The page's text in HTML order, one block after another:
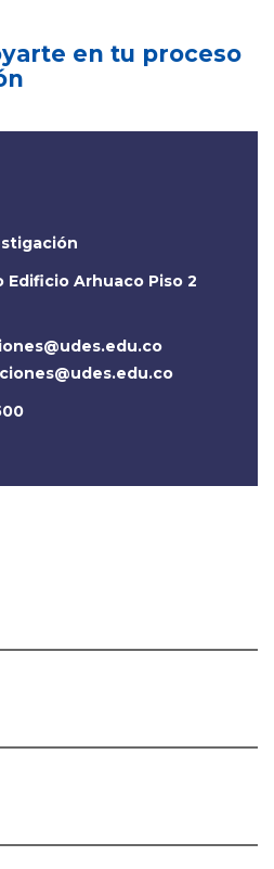
en tu proceso
Edificio Arhuaco Piso 2